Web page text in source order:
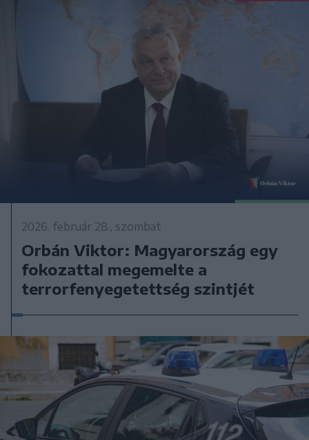
2026. február 28., szombat
Orbán Viktor: Magyarország egy
fokozattal megemelte a
terrorfenyegetettség szintjét